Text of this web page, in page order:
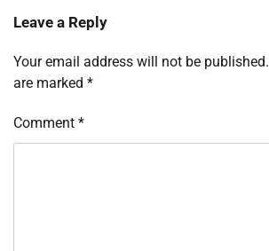
Leave a Reply
Your email address will not be published.
are marked *
Comment *